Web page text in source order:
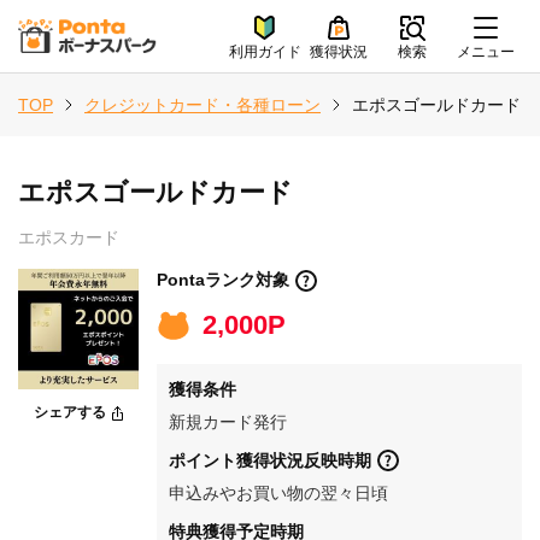
利用ガイド 獲得状況 検索 メニュー
TOP クレジットカード・各種ローン エポスゴールドカード
エポスゴールドカード
エポスカード
シェアする
Pontaランク対象
2,000P
獲得条件
新規カード発行
ポイント獲得状況反映時期
申込みやお買い物の翌々日頃
特典獲得予定時期